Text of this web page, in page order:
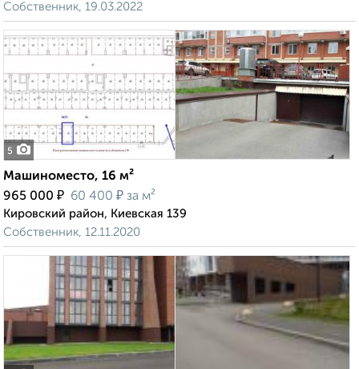
Собственник, 19.03.2022
5
Машиноместо, 16 м²
965 000 ₽ 60 400 ₽ за м²
Кировский район, Киевская 139
Собственник, 12.11.2020